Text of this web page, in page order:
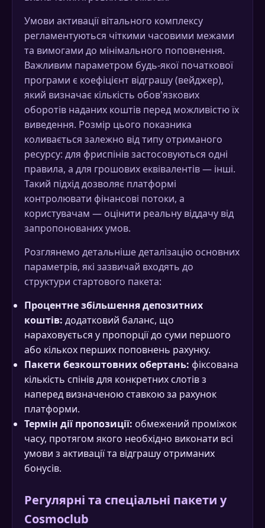
Умови активації вітального комплексу
регламентуються чіткими часовими межами
та вимогами до мінімального поповнення.
Важливим параметром будь-якої початкової
програми є коефіцієнт відграшу (вейджер),
який визначає кількість обов'язкових
оборотів наданих коштів перед можливістю їх
виведення. Розмір цього показника
коливається залежно від типу отриманого
ресурсу: для фриспінів застосовуються одні
правила, а для грошових еквівалентів — інші.
Такий підхід дозволяє платформі
контролювати фінансові потоки, а
користувачам — оцінити реальну віддачу від
запропонованих умов.
Розглянемо детальніше деталізацію основних
параметрів, які зазвичай входять до
структури стартового пакета:
Процентне збільшення депозитних
коштів: додатковий баланс, що
нараховується у пропорції до суми першого
або кількох перших поповнень рахунку.
Пакети безкоштовних обертань: фіксована
кількість спінів для конкретних слотів з
наперед визначеною ставкою за рахунок
платформи.
Термін дії пропозиції: обмежений проміжок
часу, протягом якого необхідно виконати всі
умови з активації та відграшу отриманих
бонусів.
Регулярні та спеціальні пакети у
Cosmoclub